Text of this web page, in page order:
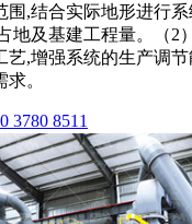
围,结合实际地形进行
地及基建工程量。（2
艺,增强系统的生产调
。
3780 8511